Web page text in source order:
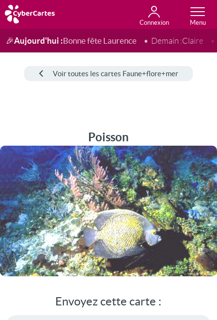
Connexion
Anniversaire
Fête du jour
Amour
Amitié
Merci
Toutes les cartes
🎉Aujourd'hui :Bonne fête Laurence Demain :Claire
Voir toutes les cartes Faune+flore+mer
Poisson
Envoyez cette carte :